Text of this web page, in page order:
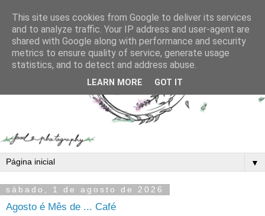
▼
sábado, 1 de agosto de 2026
Agosto é Mês de ... Café
This site uses cookies from Google to deliver its services
and to analyze traffic. Your IP address and user-agent are
shared with Google along with performance and security
metrics to ensure quality of service, generate usage
statistics, and to detect and address abuse.
LEARN MORE GOT IT